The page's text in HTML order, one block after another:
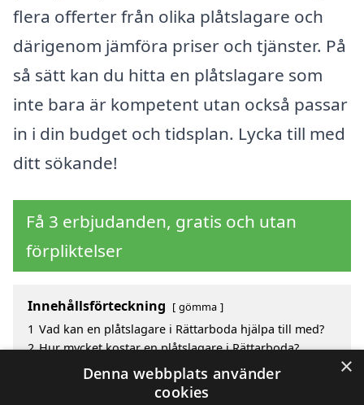
flera offerter från olika plåtslagare och
därigenom jämföra priser och tjänster. På
så sätt kan du hitta en plåtslagare som
inte bara är kompetent utan också passar
in i din budget och tidsplan. Lycka till med
ditt sökande!
Få 3 erbjudanden, gratis och utan
förpliktelser
Innehållsförteckning gömma
1 Vad kan en plåtslagare i Rättarboda hjälpa till med?
2 Hur mycket kostar en plåtslagare i Rättarboda?
Fördelar med att välja plåtslagare i Rättarboda
Sök efter en skicklig plåtslagare i de omgivande
×
Denna webbplats använder
cookies